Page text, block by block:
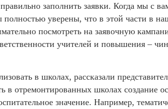
заполнить заявки. Когда мы с
уверены, что в этой части в
посмотреть на заявочную
учителей и повышения –
в школах, рассказали
в отремонтированных школах создание
значение. Например,